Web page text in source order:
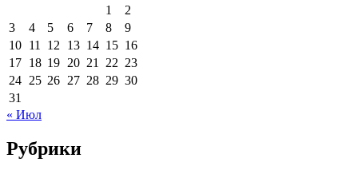
1
2
3
4 5 6 7 8
9
10 11 12 13 14 15 16
17 18 19 20 21 22 23
24 25 26 27 28 29 30
31
« Июл
Рубрики